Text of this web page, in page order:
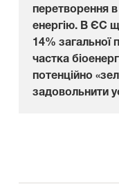
перетворення
енергію. В ЄС
14% загальної
частка
потенційно
задовольнити